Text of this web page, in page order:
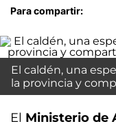
Para compartir:
El caldén, una
la provincia y
El Ministerio de